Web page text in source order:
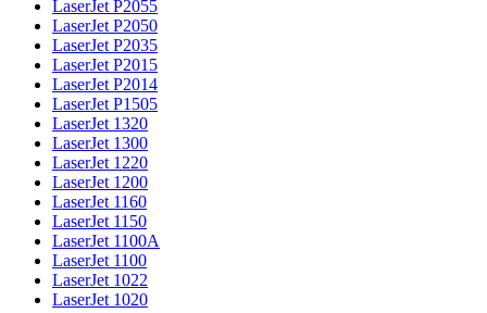
LaserJet P2055
LaserJet P2050
LaserJet P2035
LaserJet P2015
LaserJet P2014
LaserJet P1505
LaserJet 1320
LaserJet 1300
LaserJet 1220
LaserJet 1200
LaserJet 1160
LaserJet 1150
LaserJet 1100A
LaserJet 1100
LaserJet 1022
LaserJet 1020